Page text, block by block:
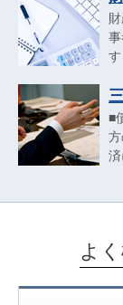
す
■
済
よ